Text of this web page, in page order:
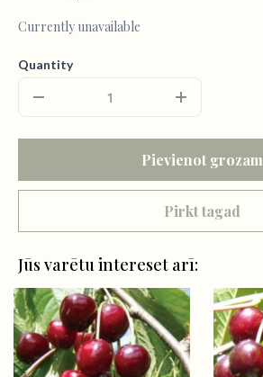
Currently unavailable
Quantity
Pievienot grozam
Pirkt tagad
Jūs varētu intereset arī: